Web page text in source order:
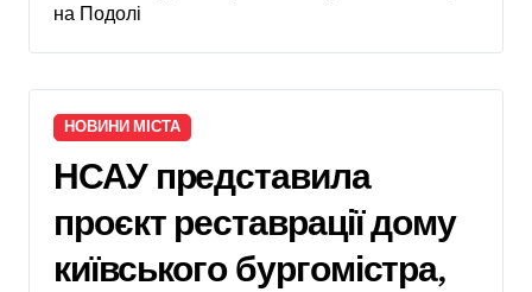
на Подолі
НОВИНИ МІСТА
НСАУ представила
проєкт реставрації дому
київського бургомістра,